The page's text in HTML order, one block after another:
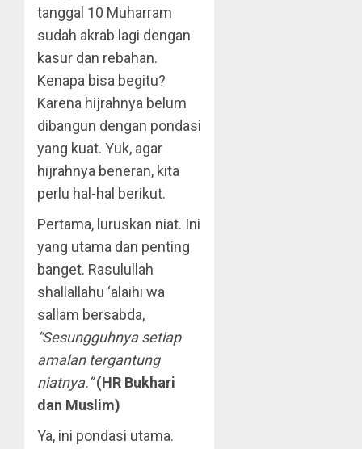
tanggal 10 Muharram
sudah akrab lagi dengan
kasur dan rebahan.
Kenapa bisa begitu?
Karena hijrahnya belum
dibangun dengan pondasi
yang kuat. Yuk, agar
hijrahnya beneran, kita
perlu hal-hal berikut.
Pertama, luruskan niat. Ini
yang utama dan penting
banget. Rasulullah
shallallahu ‘alaihi wa
sallam bersabda,
“Sesungguhnya setiap
amalan tergantung
niatnya.” (HR Bukhari
dan Muslim)
Ya, ini pondasi utama.